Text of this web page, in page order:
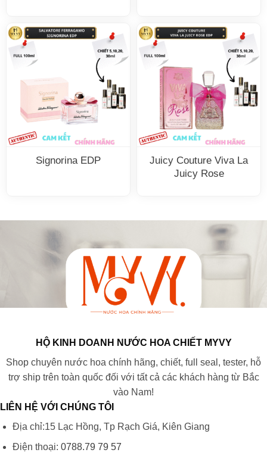
Signorina EDP
Juicy Couture Viva La
Juicy Rose
HỘ KINH DOANH NƯỚC HOA CHIẾT MYVY
Shop chuyên nước hoa chính hãng, chiết, full seal, tester, hỗ
trợ ship trên toàn quốc đối với tất cả các khách hàng từ Bắc
vào Nam!
LIÊN HỆ VỚI CHÚNG TÔI
Địa chỉ:15 Lạc Hồng, Tp Rạch Giá, Kiên Giang
Điện thoại: 0788.79 79 57